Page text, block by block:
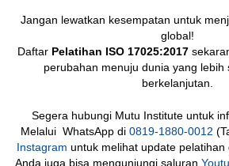
Jangan lewatkan kesempatan untuk
global!
Daftar Pelatihan ISO 17025:2017
perubahan menuju dunia yang lebih
berkelanjutan.
Segera hubungi Mutu Institute untuk
Melalui WhatsApp di 0819-1880-0012
Instagram untuk melihat update pelatihan
Anda juga bisa mengunjungi saluran